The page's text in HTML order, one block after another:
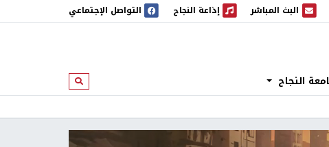
البث المباشر
البث المباشر إذاعة النجاح
إذاعة النجاح التواصل الإجتماعي
النجاح ابحث